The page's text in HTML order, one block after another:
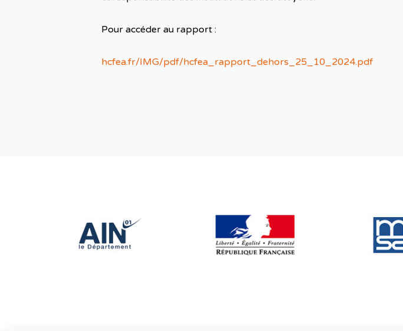
Pour accéder au rapport :
hcfea.fr/IMG/pdf/hcfea_rapport_dehors_25_10_2024.pdf